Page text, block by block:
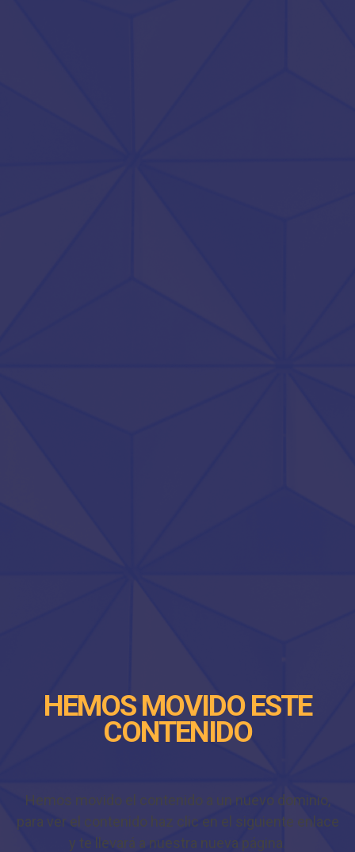
HEMOS MOVIDO ESTE
CONTENIDO
Hemos movido el contenido a un nuevo dominio,
para ver el contenido haz clic en el siguiente enlace
y te llevará a nuestra nueva página.